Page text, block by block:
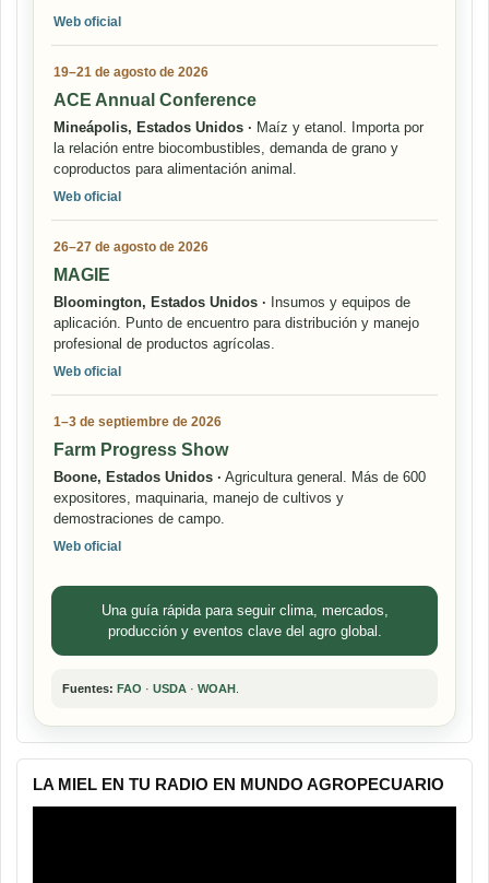
Web oficial
19–21 de agosto de 2026
ACE Annual Conference
Mineápolis, Estados Unidos · Maíz y etanol. Importa por
la relación entre biocombustibles, demanda de grano y
coproductos para alimentación animal.
Web oficial
26–27 de agosto de 2026
MAGIE
Bloomington, Estados Unidos · Insumos y equipos de
aplicación. Punto de encuentro para distribución y manejo
profesional de productos agrícolas.
Web oficial
1–3 de septiembre de 2026
Farm Progress Show
Boone, Estados Unidos · Agricultura general. Más de 600
expositores, maquinaria, manejo de cultivos y
demostraciones de campo.
Web oficial
Una guía rápida para seguir clima, mercados,
producción y eventos clave del agro global.
Fuentes: FAO · USDA · WOAH
LA MIEL EN TU RADIO EN MUNDO AGROPECUARIO